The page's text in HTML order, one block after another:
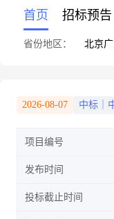
首页 招标预告
省份地区： 北京
2026-08-07 中标｜
项目编号
发布时间
投标截止时间